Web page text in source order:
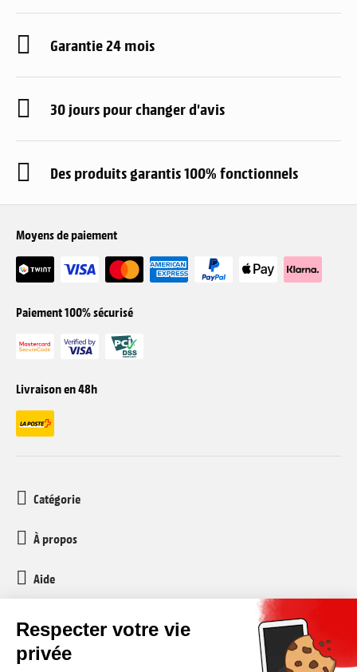
Garantie 24 mois
30 jours pour changer d'avis
Des produits garantis 100% fonctionnels
Moyens de paiement
Paiement 100% sécurisé
Livraison en 48h
Catégorie
À propos
Aide
media-markt-refurbished@recommerce.com